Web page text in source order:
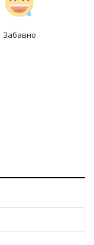
Забавно